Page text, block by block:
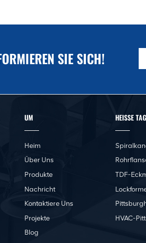
SIE SICH!
UM
Heim
Über Uns
Produkte
Nachricht
Kontaktiere Uns
Projekte
Blog
HEISSE
TDF-
HVAC-